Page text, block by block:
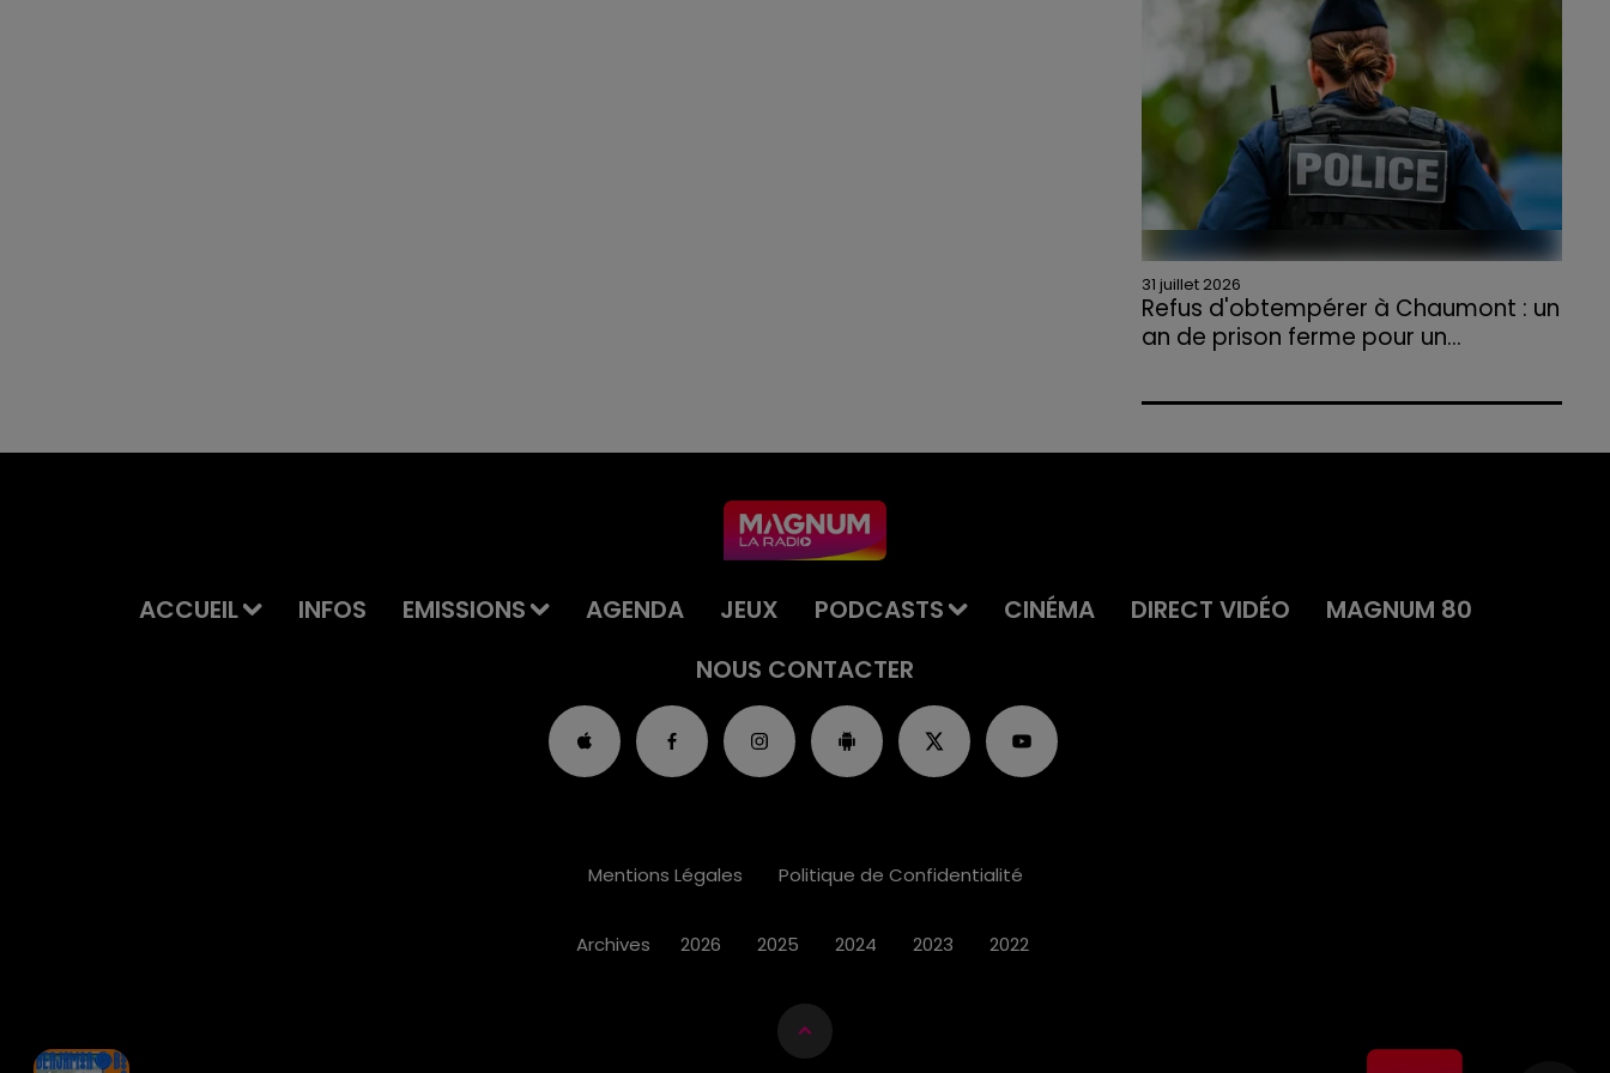
agriculteurs volontaires pour venir en aide...
31 juillet 2026
Refus d'obtempérer à Chaumont : un
an de prison ferme pour un...
l'annulation de son permis et la confiscation
ACCUEIL INFOS EMISSIONS AGENDA JEUX PODCASTS CINÉMA DIRECT VIDÉO
MAGNUM 80
NOUS CONTACTER
Mentions Légales Politique de Confidentialité
Archives 2026 2025 2024 2023 2022